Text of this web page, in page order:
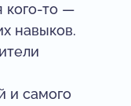
кого-то —
навыков.
и самого